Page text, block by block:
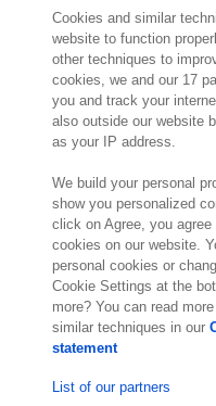
2 000
pomóc
ul. Krzemowa 1
Złotniki
62-002 Suchy Las
Lokalizacja
Cookies and similar
website to function
other techniques to
cookies, we and our 17
you and track your
also outside our website
as your IP address.
We build your personal
show you personalized
click on Agree, you
cookies on our website.
personal cookies or
Cookie Settings at the
more? You can read
similar techniques in our
statement
List of our partners